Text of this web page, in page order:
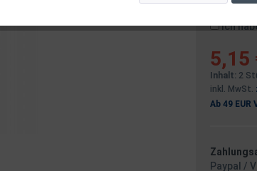
Ich
5,15
Inhalt: 2
inkl. MwSt.
Ab 49
Paypal /